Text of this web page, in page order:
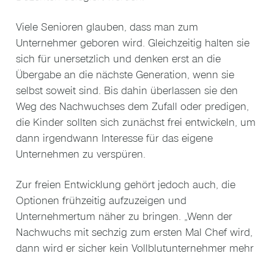
Viele Senioren glauben, dass man zum
Unternehmer geboren wird. Gleichzeitig halten sie
sich für unersetzlich und denken erst an die
Übergabe an die nächste Generation, wenn sie
selbst soweit sind. Bis dahin überlassen sie den
Weg des Nachwuchses dem Zufall oder predigen,
die Kinder sollten sich zunächst frei entwickeln, um
dann irgendwann Interesse für das eigene
Unternehmen zu verspüren.
Zur freien Entwicklung gehört jedoch auch, die
Optionen frühzeitig aufzuzeigen und
Unternehmertum näher zu bringen. „Wenn der
Nachwuchs mit sechzig zum ersten Mal Chef wird,
dann wird er sicher kein Vollblutunternehmer mehr